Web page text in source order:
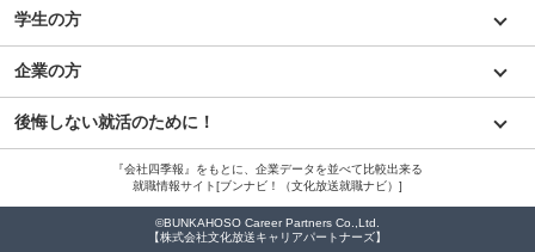
学生の方
企業の方
後悔しない就活のために！
『会社四季報』をもとに、企業データを並べて比較出来る
就職情報サイト[ブンナビ！（文化放送就職ナビ）]
©BUNKAHOSO Career Partners Co.,Ltd.
【株式会社文化放送キャリアパートナーズ】